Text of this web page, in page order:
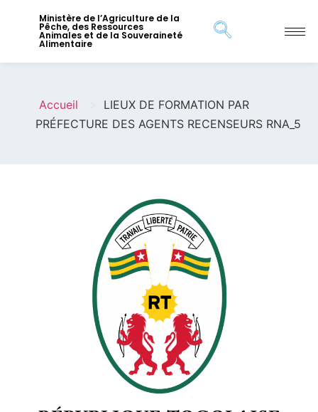
Ministère de l’Agriculture de la
Pêche, des Ressources
Animales et de la Souveraineté
Alimentaire
Accueil
LIEUX DE FORMATION PAR
PRÉFECTURE DES AGENTS RECENSEURS RNA_5